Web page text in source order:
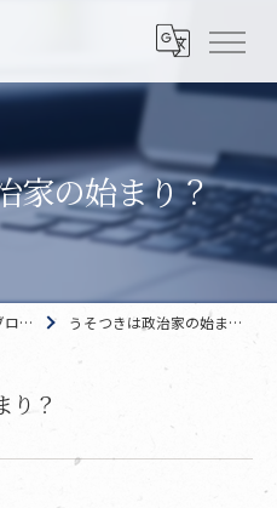
家の始まり？
グ うそつきは政治家の始まり？
り？